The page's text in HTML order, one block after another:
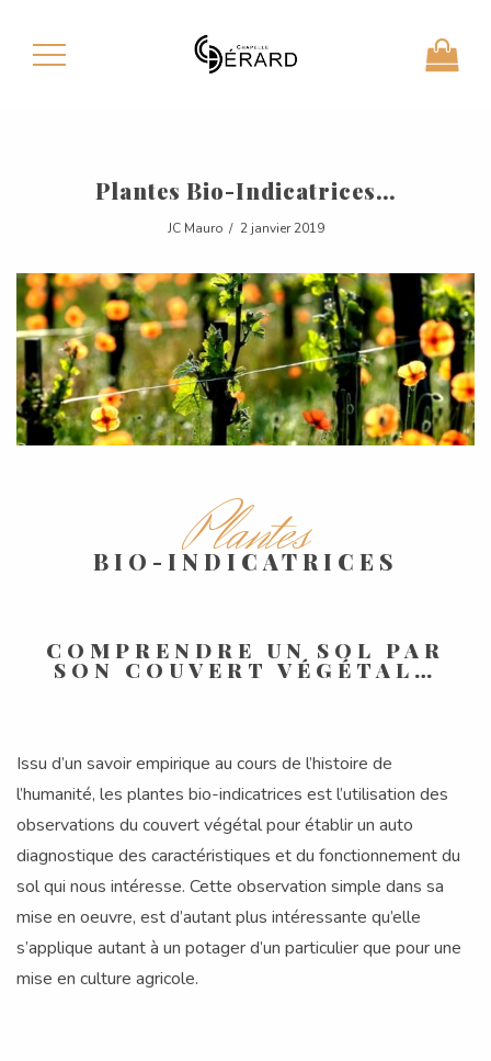
Plantes Bio-Indicatrices…
JC Mauro 2 janvier 2019
Plantes
BIO-INDICATRICES
COMPRENDRE UN SOL PAR
SON COUVERT VÉGÉTAL…
Issu d’un savoir empirique au cours de l’histoire de
l’humanité, les plantes bio-indicatrices est l’utilisation des
observations du couvert végétal pour établir un auto
diagnostique des caractéristiques et du fonctionnement du
sol qui nous intéresse. Cette observation simple dans sa
mise en oeuvre, est d’autant plus intéressante qu’elle
s’applique autant à un potager d’un particulier que pour une
mise en culture agricole.